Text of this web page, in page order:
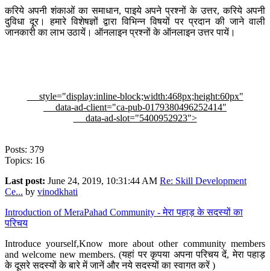
करिये अपनी शंकाओं का समाधान, पाइये अपने प्रश्नों के उत्तर, करिये अपनी
दुविधा दूर। हमारे विशेषज्ञों द्वारा विभिन्न विषयों पर प्रदान की जाने वाली
जानकारी का लाभ उठायें। ऑनलाइन प्रश्नों के ऑनलाइन उत्तर पायें।
style="display:inline-block;width:468px;height:60px"
data-ad-client="ca-pub-0179380496252414"
data-ad-slot="5400952923">
Posts: 379
Topics: 16
Last post: June 24, 2019, 10:31:44 AM Re: Skill Development
Ce... by vinodkhati
Introduction of MeraPahad Community - मेरा पहाड़ के सदस्यों का
परिचय
Introduce yourself,Know more about other community members
and welcome new members. (यहां पर कृपया अपना परिचय दें, मेरा पहाड़
के दूसरे सदस्यों के बारे में जानें और नये सदस्यों का स्वागत करें )